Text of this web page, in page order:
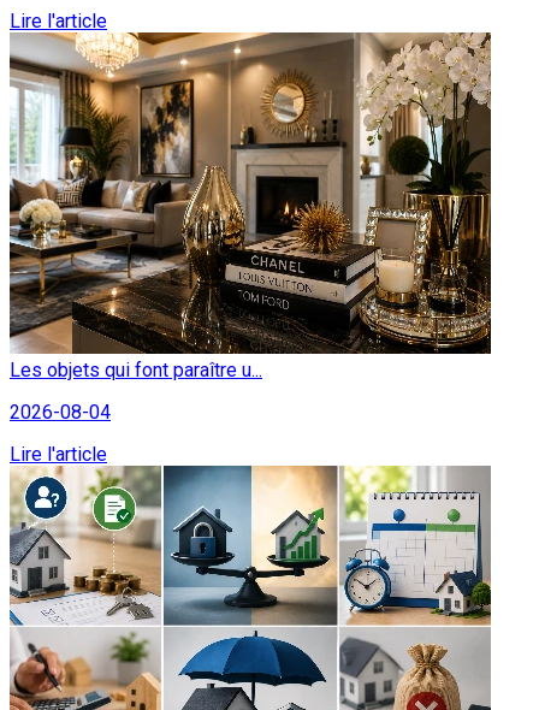
Lire l'article
Les objets qui font paraître u...
2026-08-04
Lire l'article